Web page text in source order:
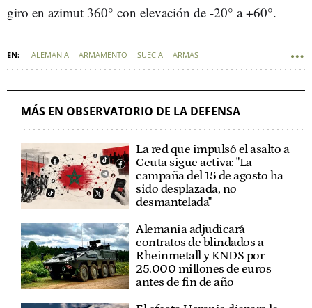
giro en azimut 360° con elevación de -20° a +60°.
ALEMANIA ARMAMENTO SUECIA ARMAS
DEFENSA - INDUSTRIA
MÁS EN OBSERVATORIO DE LA DEFENSA
La red que impulsó el asalto a
Ceuta sigue activa: "La
campaña del 15 de agosto ha
sido desplazada, no
desmantelada"
Alemania adjudicará
contratos de blindados a
Rheinmetall y KNDS por
25.000 millones de euros
antes de fin de año